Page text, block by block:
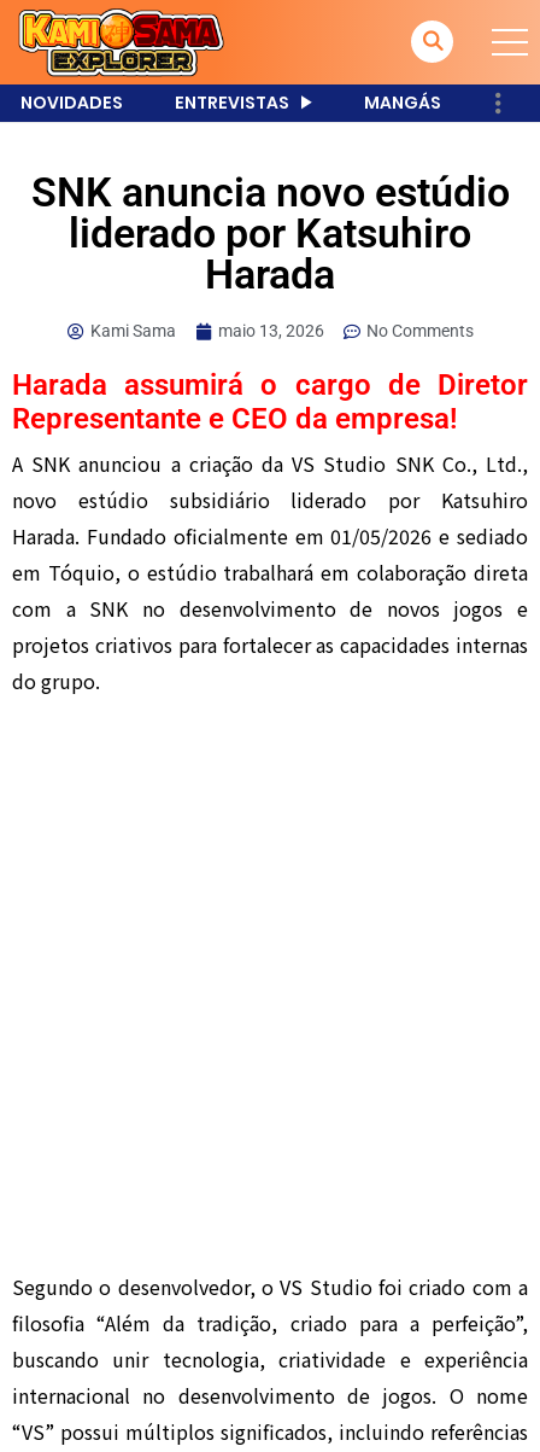
NOVIDADES ENTREVISTAS MANGÁS
SNK anuncia novo estúdio
liderado por Katsuhiro
Harada
Kami Sama maio 13, 2026 No Comments
Harada assumirá o cargo de Diretor
Representante e CEO da empresa!
A SNKanunciou a criação da VS Studio SNK Co., Ltd.,
novo estúdio subsidiário liderado por Katsuhiro
Harada. Fundado oficialmente em 01/05/2026 e sediado
em Tóquio, o estúdio trabalhará em colaboração direta
com a SNK no desenvolvimento de novos jogos e
projetos criativos para fortalecer as capacidades internas
do grupo.
Segundo o desenvolvedor, o VS Studio foi criado com a
filosofia “Além da tradição, criado para a perfeição”,
buscando unir tecnologia, criatividade e experiência
internacional no desenvolvimento de jogos. O nome
“VS” possui múltiplos significados, incluindo referências